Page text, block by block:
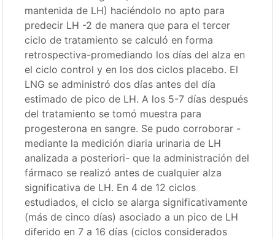
mantenida de LH) haciéndolo no apto para
predecir LH -2 de manera que para el tercer
ciclo de tratamiento se calculó en forma
retrospectiva-promediando los días del alza en
el ciclo control y en los dos ciclos placebo. El
LNG se administró dos días antes del día
estimado de pico de LH. A los 5-7 días después
del tratamiento se tomó muestra para
progesterona en sangre. Se pudo corroborar -
mediante la medición diaria urinaria de LH
analizada a posteriori- que la administración del
fármaco se realizó antes de cualquier alza
significativa de LH. En 4 de 12 ciclos
estudiados, el ciclo se alarga significativamente
(más de cinco días) asociado a un pico de LH
diferido en 7 a 16 días (ciclos considerados